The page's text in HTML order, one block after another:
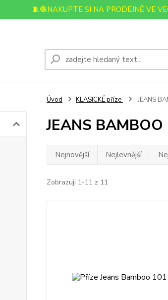
🧵🧶NAKUPTE SI NA PRODEJNĚ VE
Úvod KLASICKÉ příze JEANS
JEANS
Nejnovější Nejlevnější
Zobrazuji 1-11 z 11